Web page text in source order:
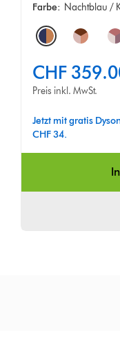
Farbe: Nachtblau /
Options
CHF
Preis inkl. MwSt.
Jetzt mit gratis
CHF 34.